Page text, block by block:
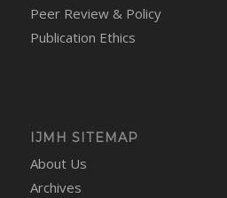
Peer Review & Policy
Publication Ethics
IJMH SITEMAP
About Us
Archives